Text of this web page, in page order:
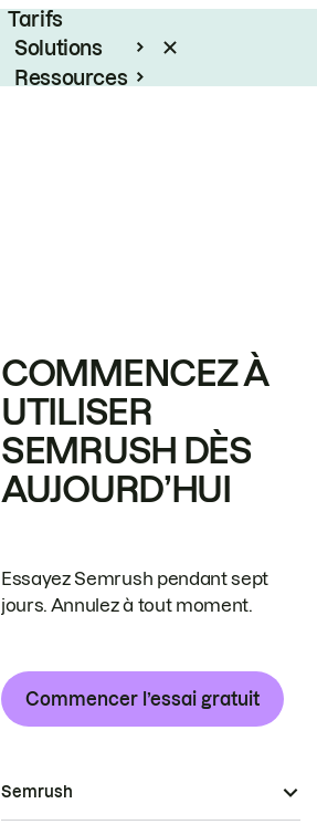
Tarifs
Solutions
Ressources
COMMENCEZ À
UTILISER
SEMRUSH DÈS
AUJOURD’HUI
Essayez Semrush pendant sept
jours. Annulez à tout moment.
Commencer l’essai gratuit
Semrush